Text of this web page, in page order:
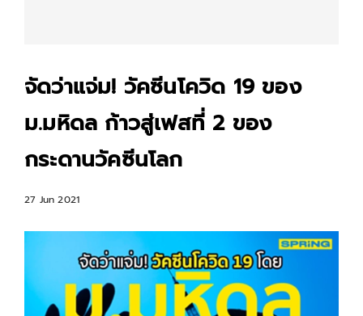
จัดว่าแจ่ม! วัคซีนโควิด 19 ของ
ม.มหิดล ก้าวสู่เฟสที่ 2 ของ
กระดานวัคซีนโลก
27 Jun 2021